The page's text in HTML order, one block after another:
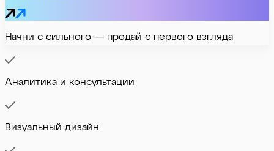
Начни с сильного — продай с первого взгляда
Аналитика и консультации
Визуальный дизайн